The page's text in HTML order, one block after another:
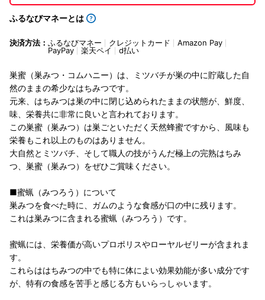
ふるなびマネーとは
決済方法： ふるなびマネー クレジットカード
Amazon Pay
PayPay
楽天ペイ d払い
巣蜜（巣みつ・コムハニー）は、ミツバチが巣の中に貯蔵した自
然のままの希少なはちみつです。
元来、はちみつは巣の中に閉じ込められたままの状態が、鮮度、
味、栄養共に非常に良いと言われております。
この巣蜜（巣みつ）は巣ごといただく天然蜂蜜ですから、風味も
栄養もこれ以上のものはありません。
大自然とミツバチ、そして職人の技がうんだ極上の完熟はちみ
つ、巣蜜（巣みつ）をぜひご賞味ください。
■蜜蝋（みつろう）について
巣みつを食べた時に、ガムのような食感が口の中に残ります。
これは巣みつに含まれる蜜蝋（みつろう）です。
蜜蝋には、栄養価が高いプロポリスやローヤルゼリーが含まれま
す。
これらははちみつの中でも特に体によい効果効能が多い成分です
が、特有の食感を苦手と感じる方もいらっしゃいます。